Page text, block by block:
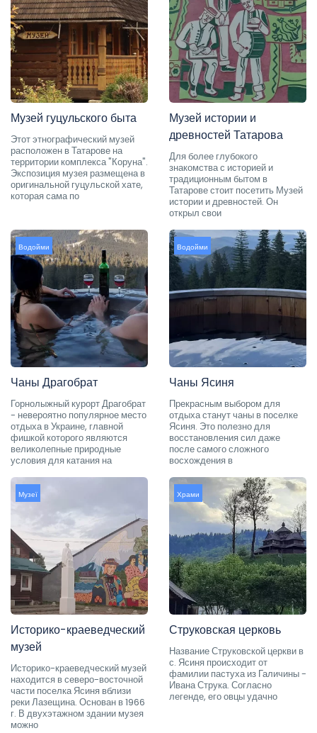
Музей гуцульского быта
Этот этнографический музей
расположен в Татарове на
территории комплекса "Коруна".
Экспозиция музея размещена в
оригинальной гуцульской хате,
которая сама по
Музей истории и
древностей Татарова
Для более глубокого
знакомства с историей и
традиционным бытом в
Татарове стоит посетить Музей
истории и древностей. Он
открыл свои
Водойми
Чаны Драгобрат
Горнолыжный курорт Драгобрат
- невероятно популярное место
отдыха в Украине, главной
фишкой которого являются
великолепные природные
условия для катания на
Водойми
Чаны Ясиня
Прекрасным выбором для
отдыха станут чаны в поселке
Ясиня. Это полезно для
восстановления сил даже
после самого сложного
восхождения в
Музеї
Историко-краеведческий
музей
Историко-краеведческий музей
находится в северо-восточной
части поселка Ясиня вблизи
реки Лазещина. Основан в 1966
г. В двухэтажном здании музея
можно
Храми
Струковская церковь
Название Струковской церкви в
с. Ясиня происходит от
фамилии пастуха из Галичины -
Ивана Струка. Согласно
легенде, его овцы удачно